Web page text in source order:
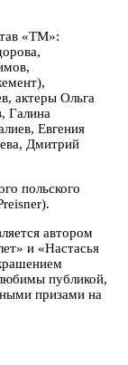
«ТМ»:
актеры Ольга
Галина
Евгения
Дмитрий
польского
автором
и «Настасья
публикой,
призами на